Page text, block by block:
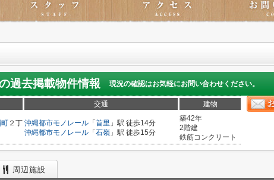
過去掲載物件情報 現況の確認はお気軽にお問い合わせください。
交通 建物
２丁 沖縄都市モノレール 「 首里 」駅 徒歩14分
沖縄都市モノレール 「 石嶺 」駅 徒歩15分
築42年
2階建
鉄筋コンクリート
周辺施設